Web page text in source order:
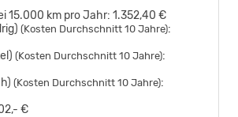
15.000 km pro Jahr: 1.352,40 €
(Kosten Durchschnitt 10 Jahre):
(Kosten Durchschnitt 10 Jahre):
(Kosten Durchschnitt 10 Jahre):
€